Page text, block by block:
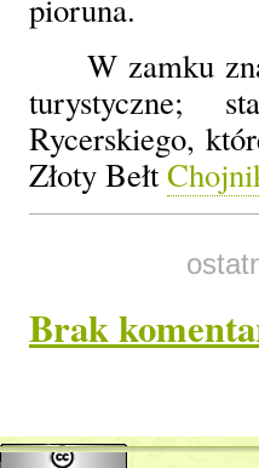
pioruna.
W zamku
turystyczne;
Rycerskiego,
Złoty Bełt
Brak
Dodaj swój